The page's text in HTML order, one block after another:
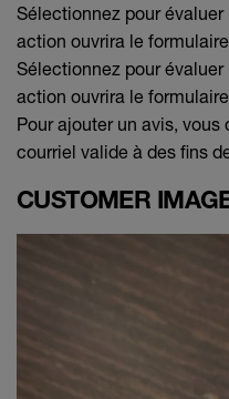
Sélectionnez pour
action ouvrira le
Sélectionnez pour
action ouvrira le
Pour ajouter un avis, vous
courriel valide à des fins
CUSTOMER